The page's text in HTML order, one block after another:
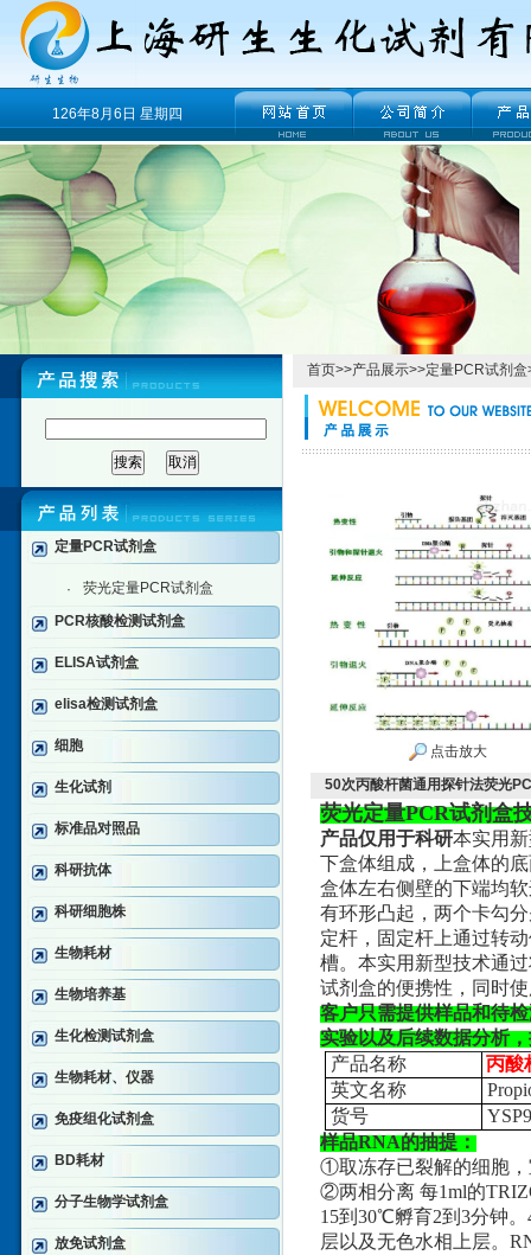
126年8月6日 星期四
定量PCR试剂盒
·
荧光定量PCR试剂盒
PCR核酸检测试剂盒
ELISA试剂盒
elisa检测试剂盒
细胞
生化试剂
标准品对照品
科研抗体
科研细胞株
生物耗材
生物培养基
生化检测试剂盒
生物耗材、仪器
免疫组化试剂盒
BD耗材
分子生物学试剂盒
放免试剂盒
首页>>产品展示>>定量PCR试剂盒
点击放大
50次丙酸杆菌通用探针法荧光
荧光定量PCR试剂盒
产品仅用于科研本实用
下盒体组成，上盒体的
盒体左右侧壁的下端均
有环形凸起，两个卡勾
定杆，固定杆上通过转
槽。本实用新型技术通
试剂盒的便携性，同时
客户只需提供样品和待
实验以及后续数据分析
产品名称
丙酸
英文名称
货号
样品RNA的抽提：
①取冻存已裂解的细胞
②两相分离 每1ml的
15到30℃孵育2到3分钟
层以及无色水相上层。